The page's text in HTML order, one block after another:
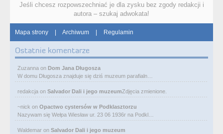
Jeśli chcesz rozpowszechniać je dla zysku bez zgody redakcji i
autora – szukaj adwokata!
Mapa strony | Archiwum | Regulamin
Ostatnie komentarze
Zuzanna on Dom Jana Długosza
W domu Długosza znajduje się dziś muzeum parafialn…
redakcja on Salvador Dali i jego muzeumZdjęcia zmienione.
~nick on Opactwo cystersów w Podklasztorzu
Nazywam się Wełpa Wiesław ur. 23 06 1936r na Podkl…
Waldemar on Salvador Dali i jego muzeum